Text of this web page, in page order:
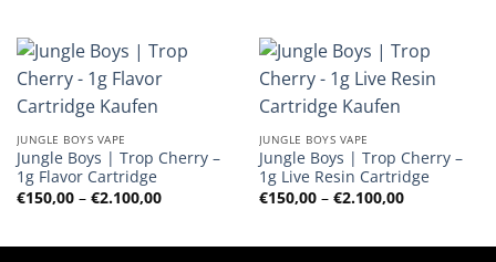
JUNGLE BOYS VAPE
Jungle Boys | Trop Cherry –
1g Flavor Cartridge
€150,00 – €2.100,00Preisspanne:
€150,00
JUNGLE BOYS VAPE
Jungle Boys | Trop Cherry –
1g Live Resin Cartridge
€150,00 – €2.100,00
€150,00